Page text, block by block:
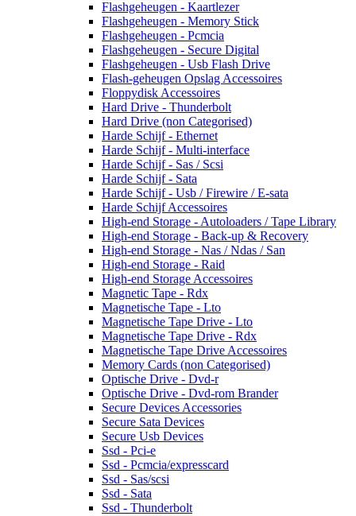
Flashgeheugen - Kaartlezer
Flashgeheugen - Memory Stick
Flashgeheugen - Pcmcia
Flashgeheugen - Secure Digital
Flashgeheugen - Usb Flash Drive
Flash-geheugen Opslag Accessoires
Floppydisk Accessoires
Hard Drive - Thunderbolt
Hard Drive (non Categorised)
Harde Schijf - Ethernet
Harde Schijf - Multi-interface
Harde Schijf - Sas / Scsi
Harde Schijf - Sata
Harde Schijf - Usb / Firewire / E-sata
Harde Schijf Accessoires
High-end Storage - Autoloaders / Tape Library
High-end Storage - Back-up & Recovery
High-end Storage - Nas / Ndas / San
High-end Storage - Raid
High-end Storage Accessoires
Magnetic Tape - Rdx
Magnetische Tape - Lto
Magnetische Tape Drive - Lto
Magnetische Tape Drive - Rdx
Magnetische Tape Drive Accessoires
Memory Cards (non Categorised)
Optische Drive - Dvd-r
Optische Drive - Dvd-rom Brander
Secure Devices Accessories
Secure Sata Devices
Secure Usb Devices
Ssd - Pci-e
Ssd - Pcmcia/expresscard
Ssd - Sas/scsi
Ssd - Sata
Ssd - Thunderbolt